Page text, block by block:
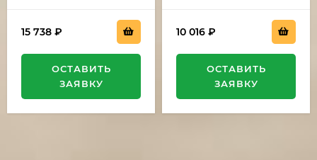
15 738 ₽
ОСТАВИТЬ
ЗАЯВКУ
10 016 ₽
ОСТАВИТЬ
ЗАЯВКУ